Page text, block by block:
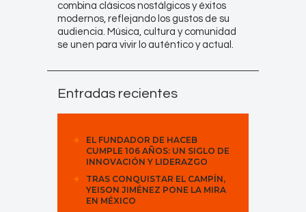
combina clásicos nostálgicos y éxitos
modernos, reflejando los gustos de su
audiencia. Música, cultura y comunidad
se unen para vivir lo auténtico y actual.
Entradas recientes
EL FUNDADOR DE HACEB
CUMPLE 106 AÑOS: UN SIGLO DE
INNOVACIÓN Y LIDERAZGO
TRAS CONQUISTAR EL CAMPÍN,
YEISON JIMÉNEZ PONE LA MIRA
EN MÉXICO